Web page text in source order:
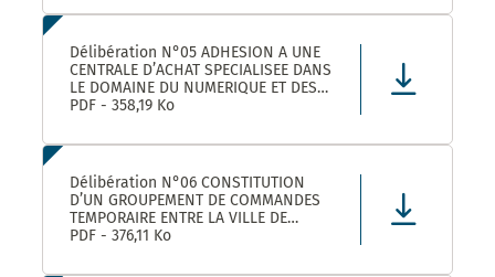
APPROBATION ET AUTORISATION DE
Délibération N°05 ADHESION A UNE
CENTRALE D’ACHAT SPECIALISEE DANS
LE DOMAINE DU NUMERIQUE ET DES
TELECOMS DENOMMEE « CANUT »
PDF - 358,19 Ko
Délibération N°06 CONSTITUTION
D’UN GROUPEMENT DE COMMANDES
TEMPORAIRE ENTRE LA VILLE DE
MONTPELLIER, LA COMMUNE DE
AUTRES ACHETEURS PUBLICS POUR
PDF - 376,11 Ko